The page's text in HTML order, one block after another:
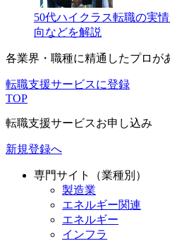
50代ハイクラス転職の実
向などを解説
各業界・職種に精通したプロが
転職支援サービスに登録
TOP
転職支援サービスお申し込み
新規登録へ
専門サイト（業種別）
製造業
エネルギー関連
エネルギー
インフラ